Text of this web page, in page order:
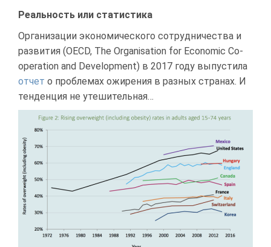
Реальность или статистика
Организации экономического сотрудничества и
развития (OECD, The Organisation for Economic Co-
operation and Development) в 2017 году выпустила
отчет о проблемах ожирения в разных странах. И
тенденция не утешительная…